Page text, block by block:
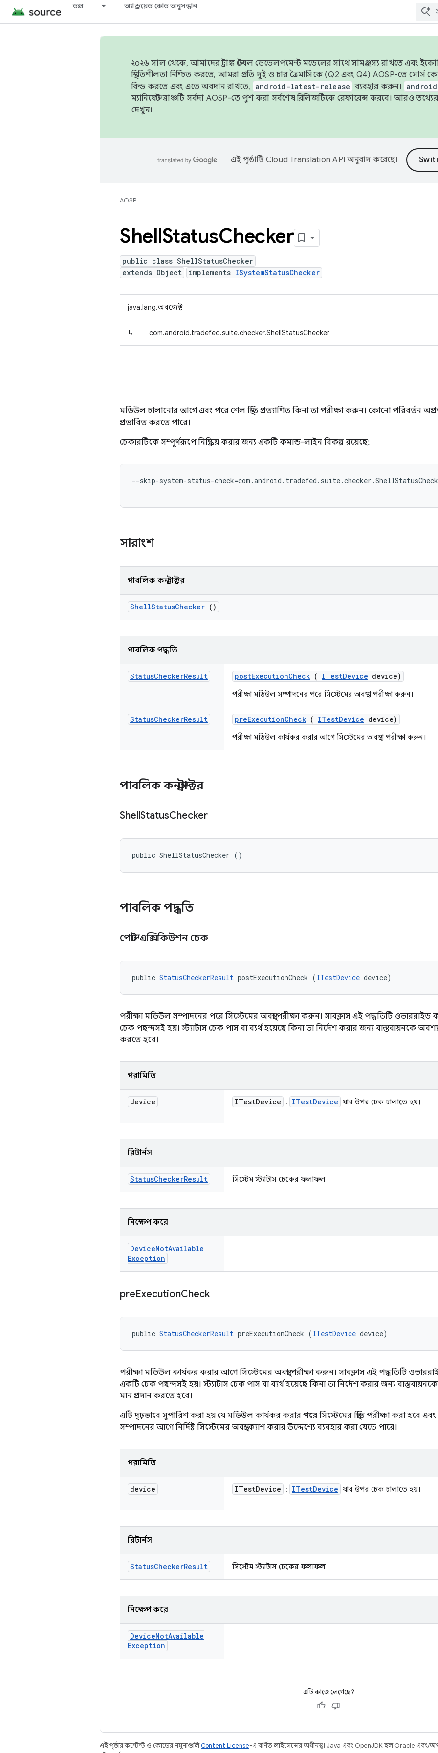
ডক্স অ্যান্ড্রয়েড কোড অনুসন্ধান
২০২৬ সাল থেকে, আমাদের ট্রাঙ্ক স্টেবল ডেভেলপমেন্ট মডেলের সাথে সামঞ্জস্য রাখতে এবং
স্থিতিশীলতা নিশ্চিত করতে, আমরা প্রতি দুই ও চার ত্রৈমাসিকে (Q2 এবং Q4) AOSP-তে সোর্স
বিল্ড করতে এবং এতে অবদান রাখতে,
android-latest-release ব্যবহার করুন।
ম্যানিফেস্ট ব্রাঞ্চটি সর্বদা AOSP-তে পুশ করা সর্বশেষ রিলিজটিকে রেফারেন্স করবে। আরও
দেখুন।
এই পৃষ্ঠাটি Cloud Translation API অনুবাদ করেছে।
AOSP
ShellStatusChecker
public class ShellStatusChecker
extends Object
implements ISystemStatusChecker
java.lang.অবজেক্ট
↳ com.android.tradefed.suite.checker.ShellStatusChecker
মডিউল চালানোর আগে এবং পরে শেল স্থিতি প্রত্যাশিত কিনা তা পরীক্ষা করুন। কোনো পরিবর্তন
প্রভাবিত করতে পারে।
চেকারটিকে সম্পূর্ণরূপে নিষ্ক্রিয় করার জন্য একটি কমান্ড-লাইন বিকল্প রয়েছে:
--skip-system-status-
সারাংশ
পাবলিক কনস্ট্রাক্টর
ShellStatusChecker ()
পাবলিক পদ্ধতি
StatusCheckerResult postExecutionCheck ( ITestDevice device)
পরীক্ষা মডিউল সম্পাদনের পরে সিস্টেমের অবস্থা পরীক্ষা করুন।
StatusCheckerResult preExecutionCheck ( ITestDevice device)
পরীক্ষা মডিউল কার্যকর করার আগে সিস্টেমের অবস্থা পরীক্ষা করুন।
পাবলিক কনস্ট্রাক্টর
ShellStatusChecker
public ShellStatusChecker ()
পাবলিক পদ্ধতি
পোস্ট এক্সিকিউশন চেক
public StatusCheckerResult postExecutionCheck (ITestDevice device)
পরীক্ষা মডিউল সম্পাদনের পরে সিস্টেমের অবস্থা পরীক্ষা করুন। সাবক্লাস এই পদ্ধতিটি
চেক পছন্দসই হয়। স্ট্যাটাস চেক পাস বা ব্যর্থ হয়েছে কিনা তা নির্দেশ করার জন্য বাস্তবায়নকে
করতে হবে।
পরামিতি
device ITestDevice : ITestDevice যার উপর চেক চালাতে হয়।
রিটার্নস
StatusCheckerResult সিস্টেম স্ট্যাটাস চেকের ফলাফল
নিক্ষেপ করে
DeviceNotAvailable
Exception
preExecutionCheck
public StatusCheckerResult preExecutionCheck (ITestDevice device)
পরীক্ষা মডিউল কার্যকর করার আগে সিস্টেমের অবস্থা পরীক্ষা করুন। সাবক্লাস এই পদ্ধতিটি
একটি চেক পছন্দসই হয়। স্ট্যাটাস চেক পাস বা ব্যর্থ হয়েছে কিনা তা নির্দেশ করার জন্য
মান প্রদান করতে হবে।
এটি দৃঢ়ভাবে সুপারিশ করা হয় যে মডিউল কার্যকর করার পরে সিস্টেমের স্থিতি পরীক্ষা করা হবে
সম্পাদনের আগে নির্দিষ্ট সিস্টেমের অবস্থা ক্যাশ করার উদ্দেশ্যে ব্যবহার করা যেতে পারে।
পরামিতি
device ITestDevice : ITestDevice যার উপর চেক চালাতে হয়।
রিটার্নস
StatusCheckerResult সিস্টেম স্ট্যাটাস চেকের ফলাফল
নিক্ষেপ করে
DeviceNotAvailable
Exception
এটি কাজে লেগেছে?
এই পৃষ্ঠার কন্টেন্ট ও কোডের নমুনাগুলিContent License-এ বর্ণিত লাইসেন্সের অধীনস্থ। Java এবং OpenJDK হল Oracle এবং/